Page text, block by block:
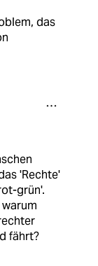
das
'Rechte'
grün'.
fährt?